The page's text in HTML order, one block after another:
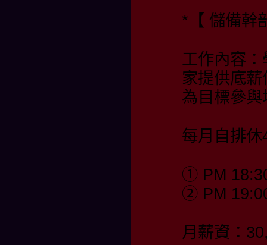
*【 儲備幹
工作內容
家提供底
為目標參與
每月自排休
① PM
② PM
月薪資：